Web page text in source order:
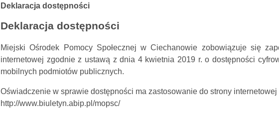
Deklaracja dostępności
Deklaracja dostępności
Miejski Ośrodek Pomocy Społecznej w Ciechanowie zobowiązuje się
internetowej zgodnie z ustawą z dnia 4 kwietnia 2019 r. o dostępności
mobilnych podmiotów publicznych.
Oświadczenie w sprawie dostępności ma zastosowanie do strony internetowej
http://www.biuletyn.abip.pl/mopsc/